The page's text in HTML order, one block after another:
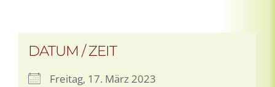
DATUM / ZEIT
Freitag, 17. März 2023